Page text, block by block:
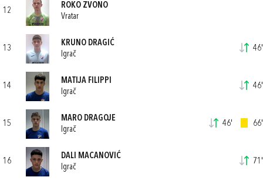
12
ROKO ZVONO
Vratar
13
KRUNO DRAGIĆ
Igrač
46'
14
MATIJA FILIPPI
Igrač
46'
15
MARO DRAGOJE
Igrač
46' 66'
16
DALI MACANOVIĆ
Igrač
71'